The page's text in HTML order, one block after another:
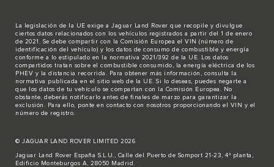
La legislación de la UE exige a Jaguar Land Rover que recopile y divulgue
ciertos datos relacionados con los vehículos registrados a partir del 1 de enero
de 2021. Se debe compartir con la Comisión Europea el VIN (número de
identificación del vehículo) y los datos de consumo de combustible y energía
conforme a lo estipulado en la normativa 2021/392 de la UE. Los datos
compartidos tratan sobre el combustible consumido, la energía eléctrica de los
PHEV y la distancia recorrida. Para obtener más información, consulta la
normativa publicada en el sitio web de la UE . Si lo deseas, puedes negarte a
que los datos de tu vehículo se compartan con la Comisión Europea. No
obstante, deberás notificarlo antes de finales de marzo para garantizar la
exclusión. Para ello, ponte en contacto con nosotros proporcionando el VIN y el
número de registro.
© JAGUAR LAND ROVER LIMITED 2026
Jaguar Land Rover España S.L.U., Calle del Puerto de Somport 21-23, 4ª planta,
Edificio Monteburgos A, 28050 Madrid.